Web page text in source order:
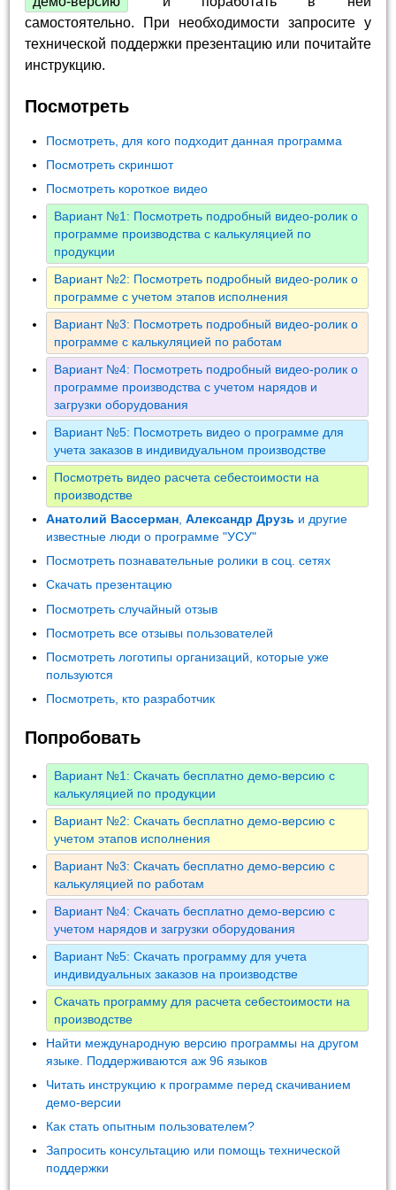
самостоятельно. При необходимости запросите у
технической поддержки презентацию или почитайте
инструкцию.
Посмотреть
Посмотреть, для кого подходит данная программа
Посмотреть скриншот
Посмотреть короткое видео
Вариант №1: Посмотреть подробный видео-ролик о
программе производства с калькуляцией по
продукции
Вариант №2: Посмотреть подробный видео-ролик о
программе с учетом этапов исполнения
Вариант №3: Посмотреть подробный видео-ролик о
программе с калькуляцией по работам
Вариант №4: Посмотреть подробный видео-ролик о
программе производства с учетом нарядов и
загрузки оборудования
Вариант №5: Посмотреть видео о программе для
учета заказов в индивидуальном производстве
Посмотреть видео расчета себестоимости на
производстве
Анатолий Вассерман ,Александр Друзь и другие
известные люди о программе "УСУ"
Посмотреть познавательные ролики в соц. сетях
Скачать презентацию
Посмотреть случайный отзыв
Посмотреть все отзывы пользователей
Посмотреть логотипы организаций, которые уже
пользуются
Посмотреть, кто разработчик
Попробовать
Вариант №1: Скачать бесплатно демо-версию с
калькуляцией по продукции
Вариант №2: Скачать бесплатно демо-версию с
учетом этапов исполнения
Вариант №3: Скачать бесплатно демо-версию с
калькуляцией по работам
Вариант №4: Скачать бесплатно демо-версию с
учетом нарядов и загрузки оборудования
Вариант №5: Скачать программу для учета
индивидуальных заказов на производстве
Скачать программу для расчета себестоимости на
производстве
Найти международную версию программы на другом
языке. Поддерживаются аж 96 языков
Читать инструкцию к программе перед скачиванием
демо-версии
Как стать опытным пользователем?
Запросить консультацию или помощь технической
поддержки